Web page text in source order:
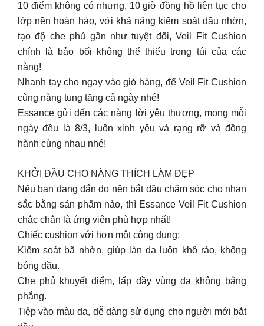
10 điểm không có nhưng, 10 giờ đồng hồ liên tục cho
lớp nền hoàn hảo, với khả năng kiểm soát dầu nhờn,
tạo độ che phủ gần như tuyệt đối, Veil Fit Cushion
chính là bảo bối không thể thiếu trong túi của các
nàng!
Nhanh tay cho ngay vào giỏ hàng, để Veil Fit Cushion
cùng nàng tung tăng cả ngày nhé!
Essance gửi đến các nàng lời yêu thương, mong mỗi
ngày đều là 8/3, luôn xinh yêu và rạng rỡ và đồng
hành cùng nhau nhé!
KHỞI ĐẦU CHO NÀNG THÍCH LÀM ĐẸP
️Nếu bạn đang đắn đo nên bắt đầu chăm sóc cho nhan
sắc bằng sản phẩm nào, thì Essance Veil Fit Cushion
chắc chắn là ứng viên phù hợp nhất!
Chiếc cushion với hơn một công dụng:
Kiểm soát bã nhờn, giúp làn da luôn khô ráo, không
bóng dầu.
Che phủ khuyết điểm, lấp đầy vùng da không bằng
phẳng.
Tiệp vào màu da, dễ dàng sử dụng cho người mới bắt